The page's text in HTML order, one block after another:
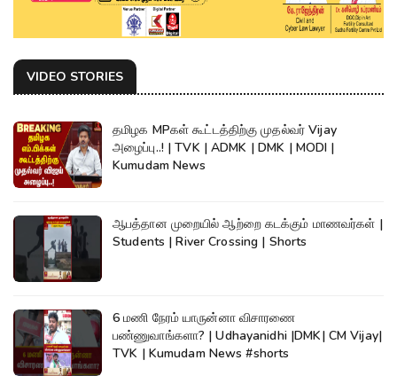
VIDEO STORIES
தமிழக MPகள் கூட்டத்திற்கு முதல்வர் Vijay
அழைப்பு..! | TVK | ADMK | DMK | MODI |
Kumudam News
ஆபத்தான முறையில் ஆற்றை கடக்கும் மாணவர்கள் |
Students | River Crossing | Shorts
6 மணி நேரம் யாருன்னா விசாரணை
பண்ணுவாங்களா? | Udhayanidhi |DMK| CM Vijay|
TVK | Kumudam News #shorts